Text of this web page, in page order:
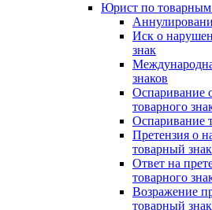
Юрист по товарным
Иск о
знак
знаков
Оспаривание
товарного
Оспаривание
Претензия о
товарный знак
Ответ на
товарного
Возражение
товарный знак